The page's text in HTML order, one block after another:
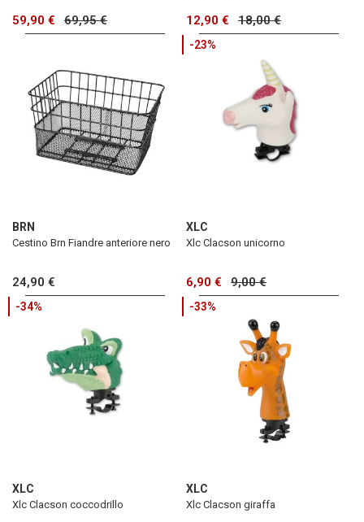
59,90 € 69,95 € 12,90 € 18,00 €
BRN
Cestino Brn Fiandre anteriore nero
24,90 €
-23%
XLC
Xlc Clacson unicorno
6,90 € 9,00 €
-34%
XLC
Xlc Clacson coccodrillo
-33%
XLC
Xlc Clacson giraffa